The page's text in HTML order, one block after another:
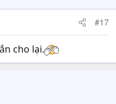
#17
cho lại.